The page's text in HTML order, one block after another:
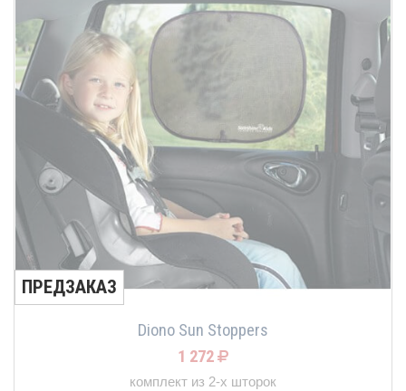
ПРЕДЗАКАЗ
Diono Sun Stoppers
1 272
комплект из 2-х шторок